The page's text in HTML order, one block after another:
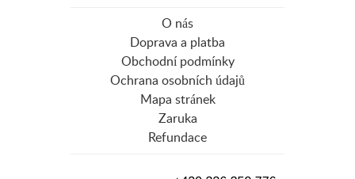
O nás
Doprava a platba
Obchodní podmínky
Ochrana osobních údajů
Mapa stránek
Zaruka
Refundace